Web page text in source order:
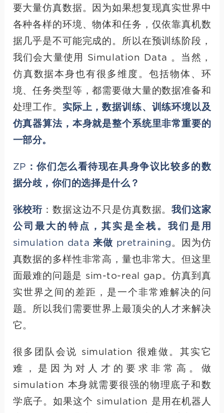
要大量仿真数据。因为如果想复现真实世界中
各种各样的环境、物体和任务，仅依靠真机数
据几乎是不可能完成的。所以在预训练阶段，
我们会大量使用 Simulation Data 。当然，
仿真数据本身也有很多维度。包括物体、环
境、任务类型等，都需要做大量的数据准备和
处理工作。 实际上，数据训练、训练环境以及
仿真器算法，本身就是整个系统里非常重要的
一部分。
ZP：你们怎么看待现在具身争议比较多的数
据分歧，你们的选择是什么？
张校珩 ：数据这边不只是仿真数据。我们这家
公司最大的特点，其实是全栈。我们是用
simulation data 来做 pretraining 。因为仿
真数据的多样性非常高，量也非常大。但这里
面最难的问题是 sim-to-real gap。仿真到真
实世界之间的差距，是一个非常难解决的问
题。所以我们需要世界上最顶尖的人才来解决
它。
很多团队会说 simulation 很难做。其实它
难，是因为对人才的要求非常高。做
simulation 本身就需要很强的物理底子和数
学底子。如果这个 simulation 是用在机器人